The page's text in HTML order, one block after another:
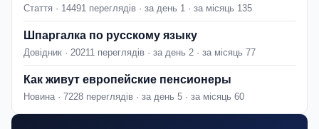
Стаття · 14491 переглядів · за день 1 · за місяць 135
Шпаргалка по русскому языку
Довідник · 20211 переглядів · за день 2 · за місяць 77
Как живут европейские пенсионеры
Новина · 7228 переглядів · за день 5 · за місяць 60